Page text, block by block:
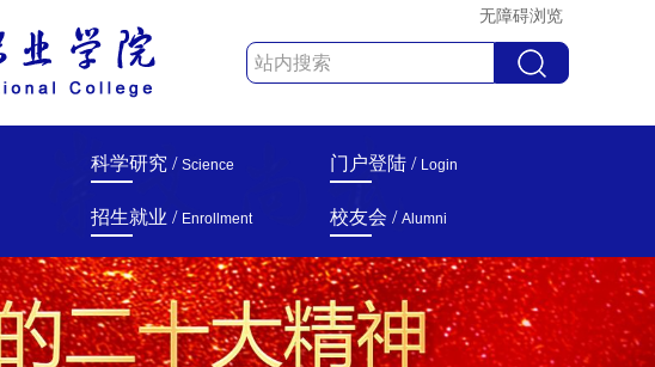
无障碍浏览
科学研究 / Science 门户登陆 / Login
招生就业 / Enrollment 校友会 / Alumni